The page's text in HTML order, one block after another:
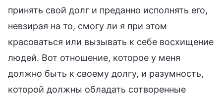
принять свой долг и преданно исполнять его,
невзирая на то, смогу ли я при этом
красоваться или вызывать к себе восхищение
людей. Вот отношение, которое у меня
должно быть к своему долгу, и разумность,
которой должны обладать сотворенные